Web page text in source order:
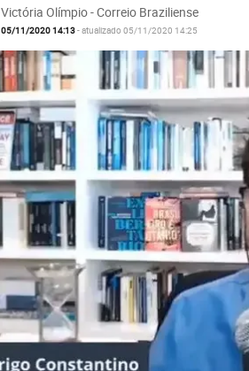
Victória Olímpio - Correio Braziliense
05/11/2020 14:13- atualizado 05/11/2020 14:25